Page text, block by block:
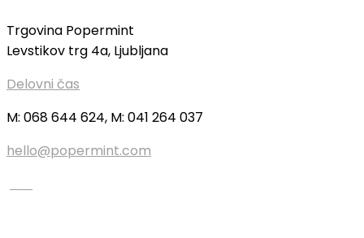
Trgovina Popermint
Levstikov trg 4a, Ljubljana
Delovni čas
M: 068 644 624, M: 041 264 037
hello@popermint.com